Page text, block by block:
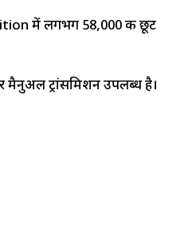
में लगभग ₹58,000 की छूट
मैनुअल ट्रांसमिशन उपलब्ध है।